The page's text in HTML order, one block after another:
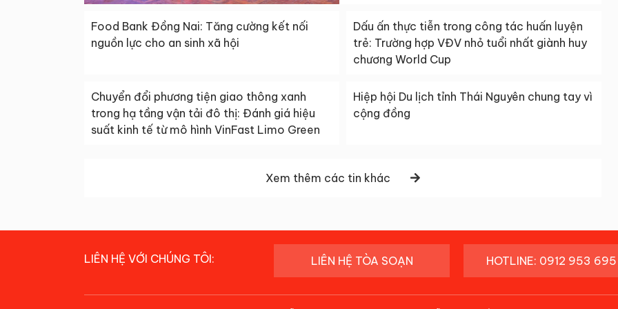
Food Bank Đồng Nai: Tăng cường kết nối
nguồn lực cho an sinh xã hội
Dấu ấn thực tiễn trong công tác huấn luyện
trẻ: Trường hợp VĐV nhỏ tuổi nhất giành huy
chương World Cup
Chuyển đổi phương tiện giao thông xanh
trong hạ tầng vận tải đô thị: Đánh giá hiệu
suất kinh tế từ mô hình VinFast Limo Green
Hiệp hội Du lịch tỉnh Thái Nguyên chung tay vì
cộng đồng
Xem thêm các tin khác
LIÊN HỆ VỚI CHÚNG TÔI: LIÊN HỆ TÒA SOẠN HOTLINE: 0912 953 695